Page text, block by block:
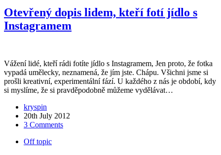
Otevřený dopis lidem, kteří fotí jídlo s
Instagramem
Vážení lidé, kteří rádi fotíte jídlo s Instagramem, Jen proto, že fotka
vypadá umělecky, neznamená, že jím jste. Chápu. Všichni jsme si
prošli kreativní, experimentální fází. U každého z nás je období, kdy
si myslíme, že si pravděpodobně můžeme vydělávat…
kryspin
20th July 2012
3 Comments
Off topic